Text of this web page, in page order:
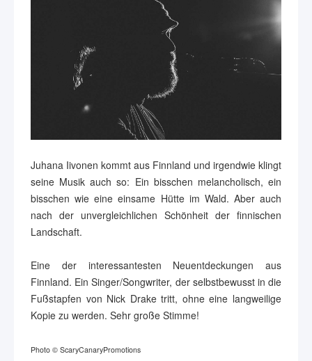
Juhana Iivonen kommt aus Finnland und irgendwie klingt
seine Musik auch so: Ein bisschen melancholisch, ein
bisschen wie eine einsame Hütte im Wald. Aber auch
nach der unvergleichlichen Schönheit der finnischen
Landschaft.
Eine der interessantesten Neuentdeckungen aus
Finnland. Ein Singer/Songwriter, der selbstbewusst in die
Fußstapfen von Nick Drake tritt, ohne eine langweilige
Kopie zu werden. Sehr große Stimme!
Photo © ScaryCanaryPromotions